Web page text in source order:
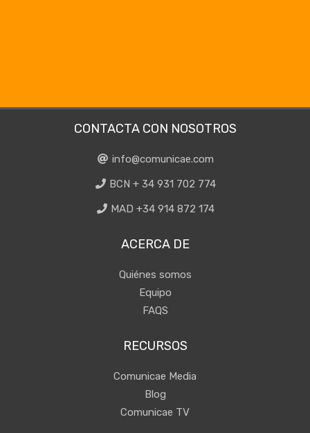
CONTACTA CON NOSOTROS
info@comunicae.com
BCN + 34 931 702 774
MAD +34 914 872 174
ACERCA DE
Quiénes somos
Equipo
FAQS
RECURSOS
Comunicae Media
Blog
Comunicae TV